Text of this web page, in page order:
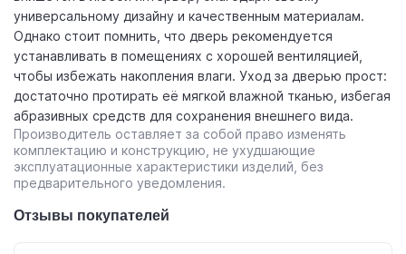
универсальному дизайну и качественным материалам.
Однако стоит помнить, что дверь рекомендуется
устанавливать в помещениях с хорошей вентиляцией,
чтобы избежать накопления влаги. Уход за дверью прост:
достаточно протирать её мягкой влажной тканью, избегая
абразивных средств для сохранения внешнего вида.
Производитель оставляет за собой право изменять
комплектацию и конструкцию, не ухудшающие
эксплуатационные характеристики изделий, без
предварительного уведомления.
Отзывы покупателей